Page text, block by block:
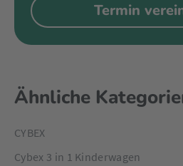
Termin
Ähnliche
CYBEX
Cybex 3 in 1 Kinderwagen